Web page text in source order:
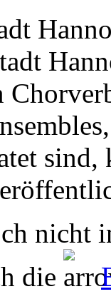
sind,
nicht
die